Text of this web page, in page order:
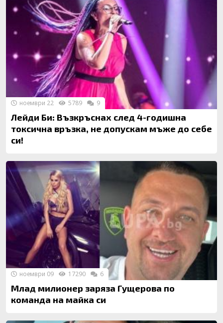
Лейди Би: Възкръснах след 4-годишна
токсична връзка, не допускам мъже до себе
си!
ноември 22 5789 9
Млад милионер заряза Гущерова по
команда на майка си
ноември 09 17290 6